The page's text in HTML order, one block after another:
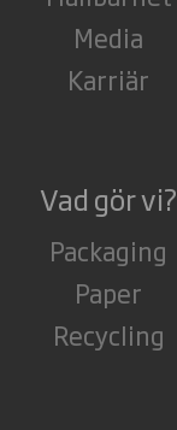
Media
Karriär
Vad gör vi?
Packaging
Paper
Recycling